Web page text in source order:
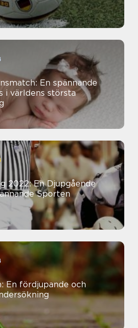
En spännande
i världens största
2022: En Djupgående
Sporten
En fördjupande och